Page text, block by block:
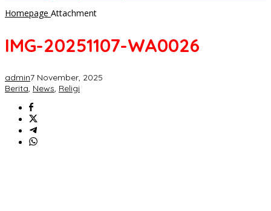
Homepage Attachment
IMG-20251107-WA0026
admin7 November, 2025
Berita, News, Religi